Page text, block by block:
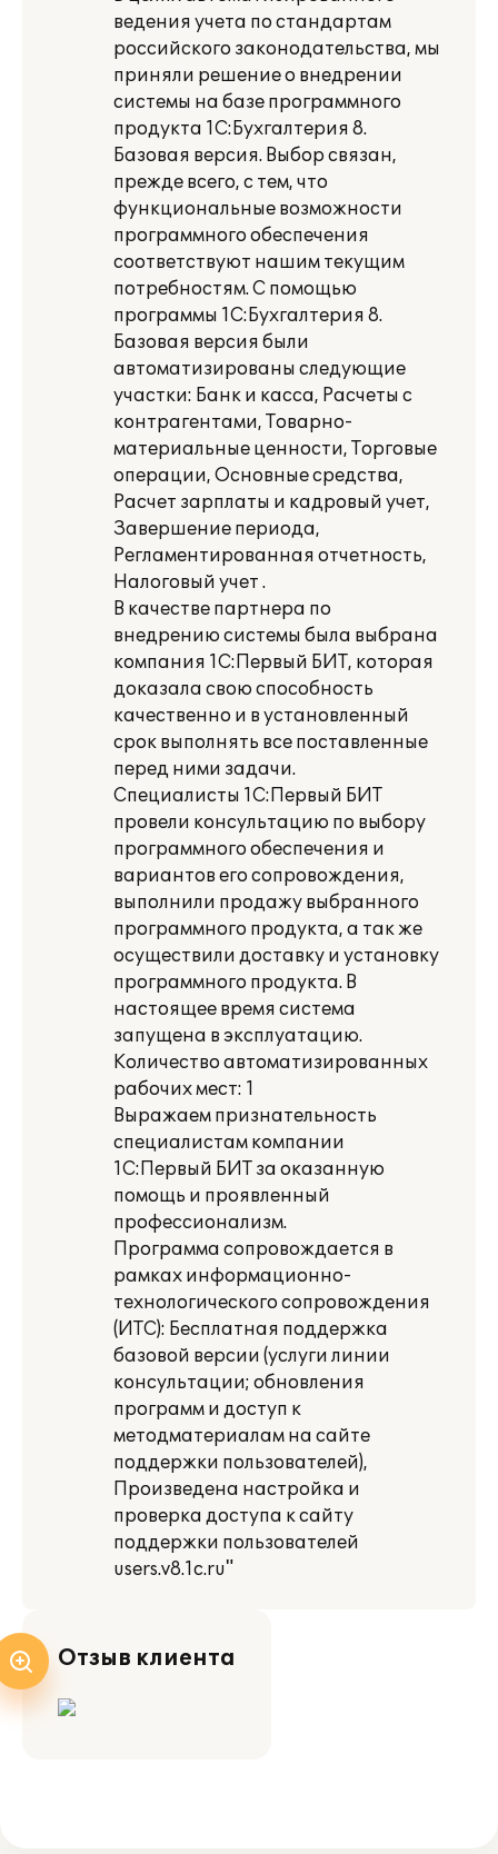
ведения учета по стандартам
российского законодательства, мы
приняли решение о внедрении
системы на базе программного
продукта 1С:Бухгалтерия 8.
Базовая версия. Выбор связан,
прежде всего, с тем, что
функциональные возможности
программного обеспечения
соответствуют нашим текущим
потребностям. С помощью
программы 1С:Бухгалтерия 8.
Базовая версия были
автоматизированы следующие
участки: Банк и касса, Расчеты с
контрагентами, Товарно-
материальные ценности, Торговые
операции, Основные средства,
Расчет зарплаты и кадровый учет,
Завершение периода,
Регламентированная отчетность,
Налоговый учет .
В качестве партнера по
внедрению системы была выбрана
компания 1С:Первый БИТ, которая
доказала свою способность
качественно и в установленный
срок выполнять все поставленные
перед ними задачи.
Специалисты 1С:Первый БИТ
провели консультацию по выбору
программного обеспечения и
вариантов его сопровождения,
выполнили продажу выбранного
программного продукта, а так же
осуществили доставку и установку
программного продукта. В
настоящее время система
запущена в эксплуатацию.
Количество автоматизированных
рабочих мест: 1
Выражаем признательность
специалистам компании
1С:Первый БИТ за оказанную
помощь и проявленный
профессионализм.
Программа сопровождается в
рамках информационно-
технологического сопровождения
(ИТС): Бесплатная поддержка
базовой версии (услуги линии
консультации; обновления
программ и доступ к
методматериалам на сайте
поддержки пользователей),
Произведена настройка и
проверка доступа к сайту
поддержки пользователей
users.v8.1c.ru"
Отзыв клиента